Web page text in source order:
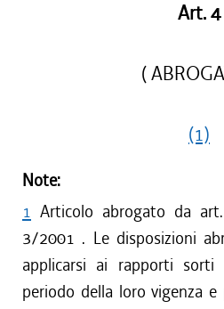
Art. 4
(
(1)
Note:
1 Articolo abrogato da
3/2001 . Le disposizioni
applicarsi ai rapporti
periodo della loro vigenza